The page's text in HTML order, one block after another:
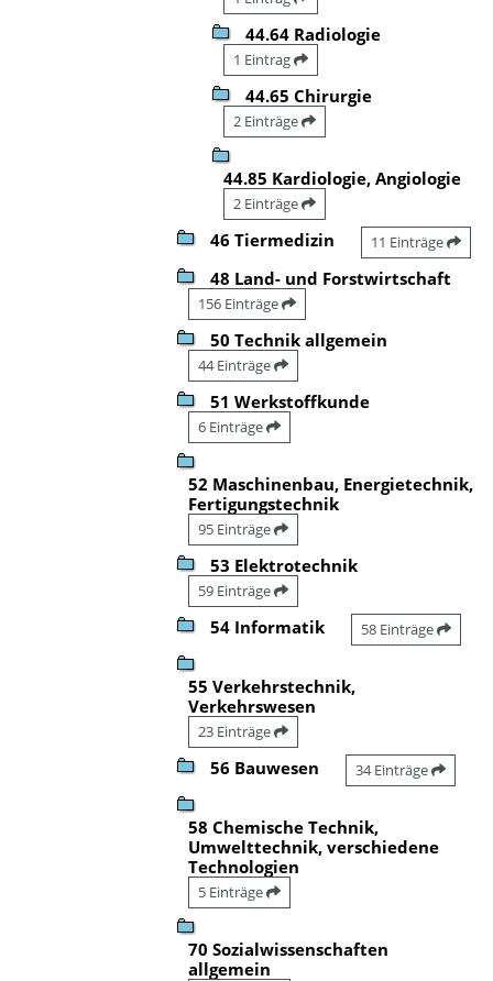
44.64 Radiologie
1 Eintrag
44.65 Chirurgie
2 Einträge
44.85 Kardiologie, Angiologie
2 Einträge
46 Tiermedizin 11 Einträge
48 Land- und Forstwirtschaft
156 Einträge
50 Technik allgemein
44 Einträge
51 Werkstoffkunde
6 Einträge
52 Maschinenbau, Energietechnik,
Fertigungstechnik
95 Einträge
53 Elektrotechnik
59 Einträge
54 Informatik 58 Einträge
55 Verkehrstechnik,
Verkehrswesen
23 Einträge
56 Bauwesen 34 Einträge
58 Chemische Technik,
Umwelttechnik, verschiedene
Technologien
5 Einträge
70 Sozialwissenschaften
allgemein